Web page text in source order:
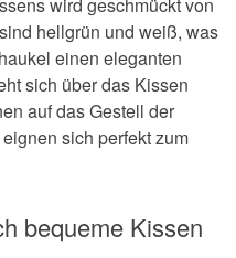
hellgrün und weiß, was
einen eleganten
sich über das Kissen
auf das Gestell der
sich perfekt zum
bequeme Kissen